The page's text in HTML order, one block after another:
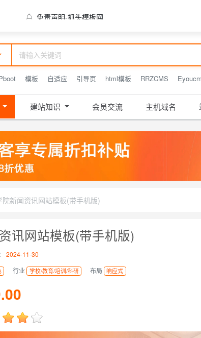
免责声明-抓头模板网
模板 自适应 引导页 html模板 RRZCMS
建站知识 会员交流 主机域名
新闻资讯网站模板(带手机版)
讯网站模板(带手机版)
2024-11-30
行业 学校/教育/培训/科研 布局 响应式